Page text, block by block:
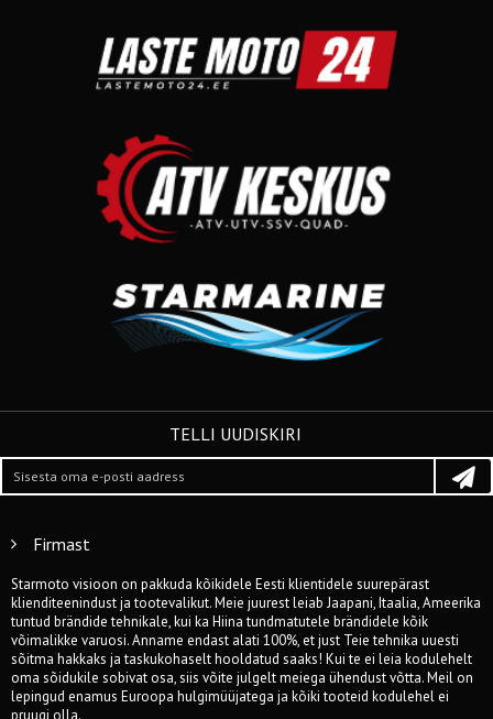
TELLI UUDISKIRI
Firmast
Starmoto visioon on pakkuda kõikidele Eesti klientidele suurepärast
klienditeenindust ja tootevalikut. Meie juurest leiab Jaapani, Itaalia, Ameerika
tuntud brändide tehnikale, kui ka Hiina tundmatutele brändidele kõik
võimalikke varuosi. Anname endast alati 100%, et just Teie tehnika uuesti
sõitma hakkaks ja taskukohaselt hooldatud saaks! Kui te ei leia kodulehelt
oma sõidukile sobivat osa, siis võite julgelt meiega ühendust võtta. Meil on
lepingud enamus Euroopa hulgimüüjatega ja kõiki tooteid kodulehel ei